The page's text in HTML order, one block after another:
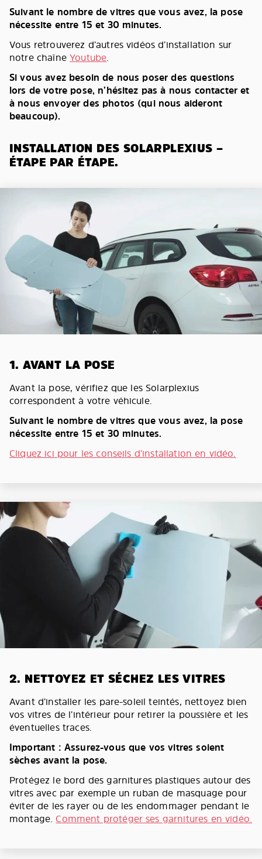
Suivant le nombre de vitres que vous avez, la pose
nécessite entre 15 et 30 minutes.
Vous retrouverez d’autres vidéos d’installation sur
notre chaîneYoutube.
Si vous avez besoin de nous poser des questions
lors de votre pose, n’hésitez pas à nous contacter et
à nous envoyer des photos (qui nous aideront
beaucoup).
INSTALLATION DES SOLARPLEXIUS –
ÉTAPE PAR ÉTAPE.
1. AVANT LA POSE
Avant la pose, vérifiez que les Solarplexius
correspondent à votre véhicule.
Suivant le nombre de vitres que vous avez, la pose
nécessite entre 15 et 30 minutes.
Cliquez ici pour les conseils d’installation en vidéo.
2. NETTOYEZ ET SÉCHEZ LES VITRES
Avant d’installer les pare-soleil teintés, nettoyez bien
vos vitres de l’intérieur pour retirer la poussière et les
éventuelles traces.
Important : Assurez-vous que vos vitres soient
sèches avant la pose.
Protégez le bord des garnitures plastiques autour des
vitres avec par exemple un ruban de masquage pour
éviter de les rayer ou de les endommager pendant le
montage. Comment protéger ses garnitures en vidéo.